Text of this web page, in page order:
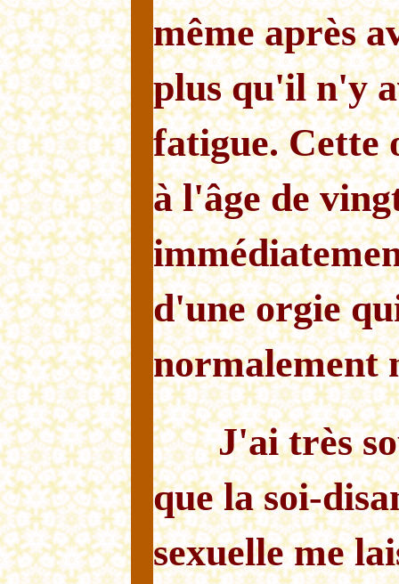
même après
plus qu'il n'y
fatigue. Cette
à l'âge de
d'une orgie
normalement
J'ai très
que la soi-
sexuelle me